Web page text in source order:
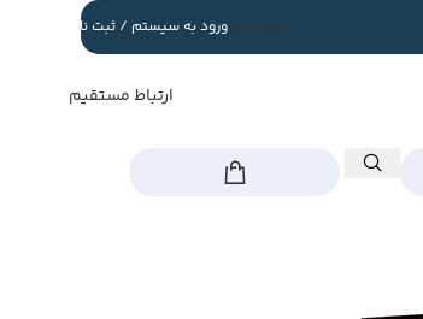
سبد خریدورود به سیستم / ثبت نام
ارتباط مستقیم